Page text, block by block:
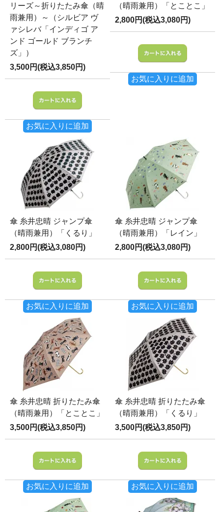
リーズ～折りたたみ傘（晴
雨兼用）～（シルビア ヴ
ァシレバ「インディゴ ア
ンド ゴールド ブランチ
ズ」）
3,500円(税込3,850円)
お気に入りに追加
（晴雨兼用）「とことこ」
2,800円(税込3,080円)
お気に入りに追加
傘 糸井忠晴 ジャンプ傘
（晴雨兼用）「くるり」
2,800円(税込3,080円)
お気に入りに追加
傘 糸井忠晴 ジャンプ傘
（晴雨兼用）「レイン」
2,800円(税込3,080円)
お気に入りに追加
傘 糸井忠晴 折りたたみ傘
（晴雨兼用）「とことこ」
3,500円(税込3,850円)
お気に入りに追加
傘 糸井忠晴 折りたたみ傘
（晴雨兼用）「くるり」
3,500円(税込3,850円)
お気に入りに追加